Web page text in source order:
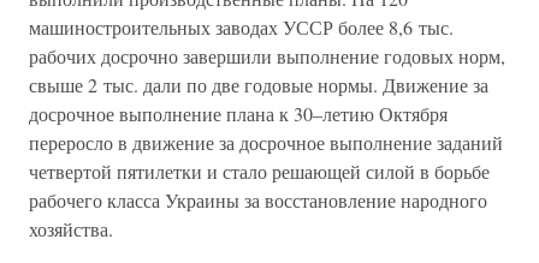
машиностроительных заводах УССР более 8,6 тыс.
рабочих досрочно завершили выполнение годовых норм,
свыше 2 тыс. дали по две годовые нормы. Движение за
досрочное выполнение плана к 30–летию Октября
переросло в движение за досрочное выполнение заданий
четвертой пятилетки и стало решающей силой в борьбе
рабочего класса Украины за восстановление народного
хозяйства.